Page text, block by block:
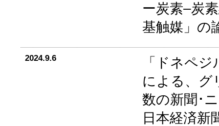
ー炭素–炭
基触媒」の
2024.9.6
「ドネペ
による、グ
数の新聞･
日本経済新